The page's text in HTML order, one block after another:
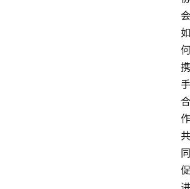
会
如
何
携
手
合
作
共
同
促